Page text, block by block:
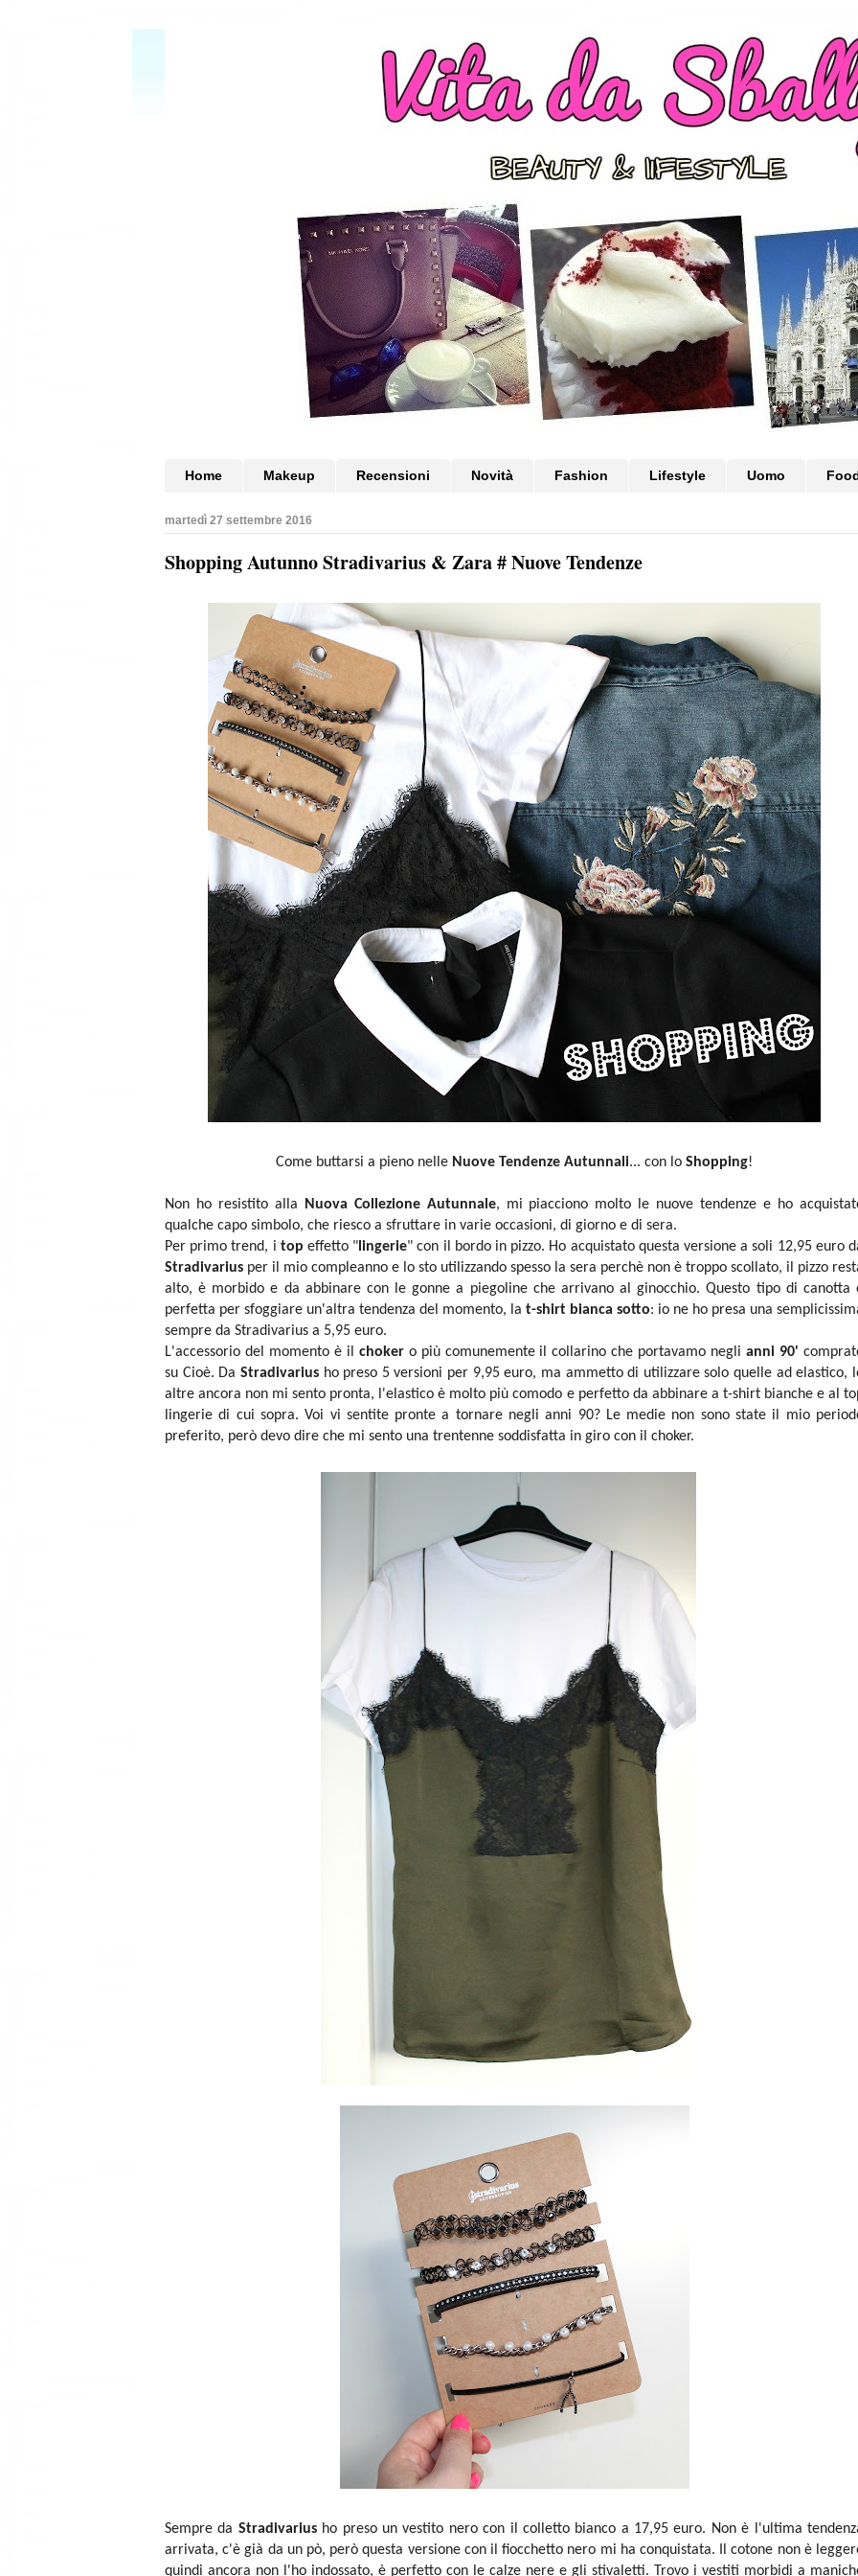
Home Makeup Recensioni Novità Fashion Lifestyle Uomo
martedì 27 settembre 2016
Shopping Autunno Stradivarius & Zara # Nuove Tendenze
Come buttarsi a pieno nelle Nuove Tendenze Autunnali... con lo Shopping!
Non ho resistito alla Nuova Collezione Autunnale, mi piacciono molto le nuove tendenze e ho
qualche capo simbolo, che riesco a sfruttare in varie occasioni, di giorno e di sera.
Per primo trend, i topeffetto " lingerie" con il bordo in pizzo. Ho acquistato questa versione a soli 12,95 euro
Stradivarius per il mio compleanno e lo sto utilizzando spesso la sera perchè non è troppo scollato, il pizzo
alto, è morbido e da abbinare con le gonne a piegoline che arrivano al ginocchio. Questo tipo di canotta
perfetta per sfoggiare un'altra tendenza del momento, la t-shirt bianca sotto: io ne ho presa una
sempre da Stradivarius a 5,95 euro.
L'accessorio del momento è il choker o più comunemente il collarino che portavamo neglianni 90'
su Cioè. Da Stradivarius ho preso 5 versioni per 9,95 euro, ma ammetto di utilizzare solo quelle ad elastico,
altre ancora non mi sento pronta, l'elastico è molto più comodo e perfetto da abbinare a t-shirt bianche e al
lingerie di cui sopra. Voi vi sentite pronte a tornare negli anni 90? Le medie non sono state il mio
preferito, però devo dire che mi sento una trentenne soddisfatta in giro con il choker.
Sempre da Stradivarius ho preso un vestito nero con il colletto bianco a 17,95 euro. Non è l'ultima
arrivata, c'è già da un pò, però questa versione con il fiocchetto nero mi ha conquistata. Il cotone non è
quindi ancora non l'ho indossato, è perfetto con le calze nere e gli stivaletti. Trovo i vestiti morbidi a